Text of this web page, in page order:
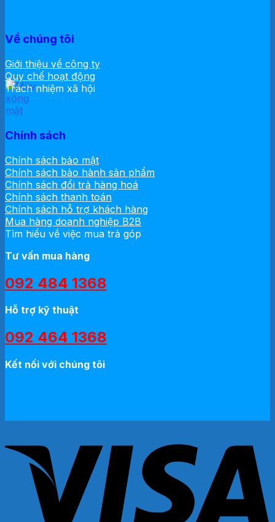
Về chúng tôi
Giới thiệu về công ty
Quy chế hoạt động
Trách nhiệm xã hội
Chính sách
Chính sách bảo mật
Chính sách bảo hành sản phẩm
Chính sách đổi trả hàng hoá
Chính sách thanh toán
Chính sách hỗ trợ khách hàng
Mua hàng doanh nghiệp B2B
Tìm hiểu về việc mua trả góp
Tư vấn mua hàng
092 484 1368
Hỗ trợ kỹ thuật
092 464 1368
Kết nối với chúng tôi